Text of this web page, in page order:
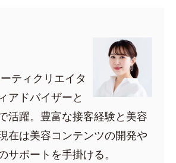
ティクリエイタ
アドバイザーと
活躍。豊富な接客経験と美容
在は美容コンテンツの開発や
サポートを手掛ける。